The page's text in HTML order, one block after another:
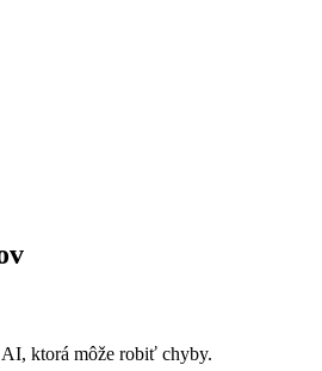
ktorá môže robiť chyby.